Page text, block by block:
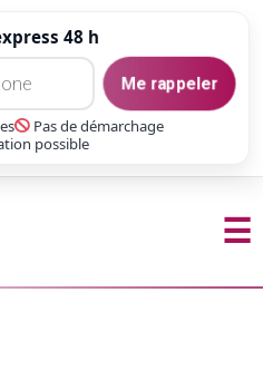
48 h
Me rappeler
Pas de démarchage
possible
☰